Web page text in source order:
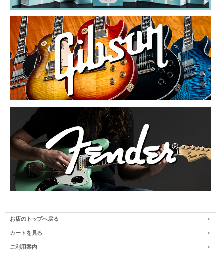
お店のトップへ戻る
カートを見る
ご利用案内